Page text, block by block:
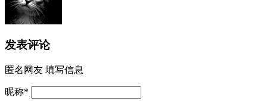
发表评论
匿名网友 填写信息
昵称*